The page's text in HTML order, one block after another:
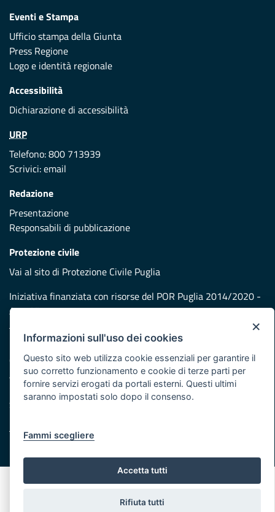
Eventi e Stampa
Ufficio stampa della Giunta
Press Regione
Logo e identità regionale
Accessibilità
Dichiarazione di accessibilità
URP
Telefono: 800 713939
Scrivici:email
Redazione
Presentazione
Responsabili di pubblicazione
Protezione civile
Vai al sito di Protezione Civile Puglia
Iniziativa finanziata con risorse del POR Puglia 2014/2020 -
Asse XI
Note legali
Cookie e privacy
Atti di notifica
Feed RSS
Servizi Intranet
×
Informazioni sull'uso dei cookies
Questo sito web utilizza cookie essenziali per garantire il
suo corretto funzionamento e cookie di terze parti per
fornire servizi erogati da portali esterni. Questi ultimi
saranno impostati solo dopo il consenso.
Fammi scegliere
Accetta tutti
Rifiuta tutti